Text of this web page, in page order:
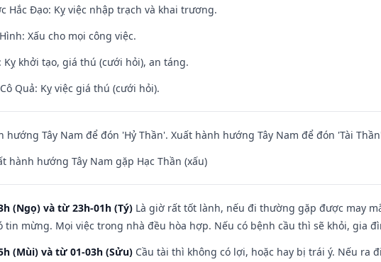
Hắc Đạo: Kỵ việc nhập trạch và khai trương.
Xấu cho mọi công việc.
Kỵ khởi tạo, giá thú (cưới hỏi), an táng.
Quả: Kỵ việc giá thú (cưới hỏi).
hướng Tây Nam để đón 'Hỷ Thần'. Xuất hành hướng Tây Nam để đón 'Tài
hành hướng Tây Nam gặp Hạc Thần (xấu)
(Ngọ) và từ 23h-01h (Tý) Là giờ rất tốt lành, nếu đi thường gặp được may
tin mừng. Mọi việc trong nhà đều hòa hợp. Nếu có bệnh cầu thì sẽ khỏi, gia
(Mùi) và từ 01-03h (Sửu) Cầu tài thì không có lợi, hoặc hay bị trái ý. Nếu